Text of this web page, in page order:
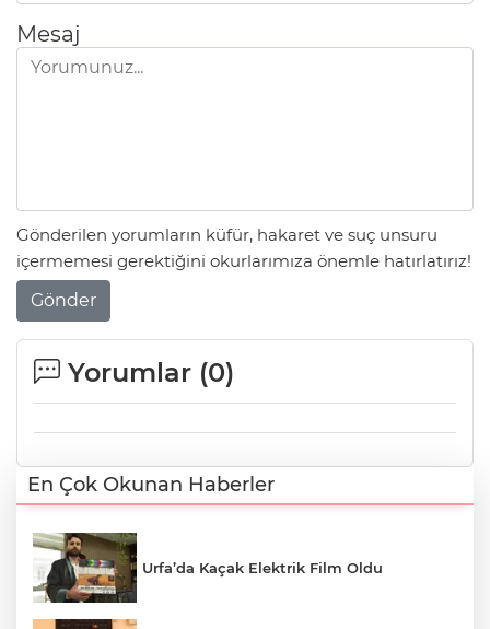
Mesaj
Gönderilen yorumların küfür, hakaret ve suç unsuru
içermemesi gerektiğini okurlarımıza önemle hatırlatırız!
Gönder
Yorumlar (0)
En Çok Okunan Haberler
Urfa’da Kaçak Elektrik Film Oldu